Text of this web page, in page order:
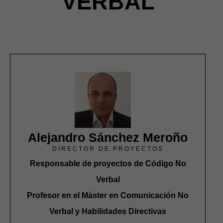
Alejandro Sánchez Meroño
DIRECTOR DE PROYECTOS
Responsable de proyectos de Código No
Verbal
Profesor en el Máster en Comunicación No
Verbal y Habilidades Directivas